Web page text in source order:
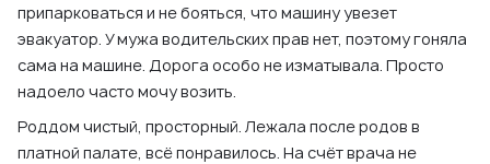
припарковаться и не бояться, что машину увезет
эвакуатор. У мужа водительских прав нет, поэтому гоняла
сама на машине. Дорога особо не изматывала. Просто
надоело часто мочу возить.
Роддом чистый, просторный. Лежала после родов в
платной палате, всё понравилось. На счёт врача не